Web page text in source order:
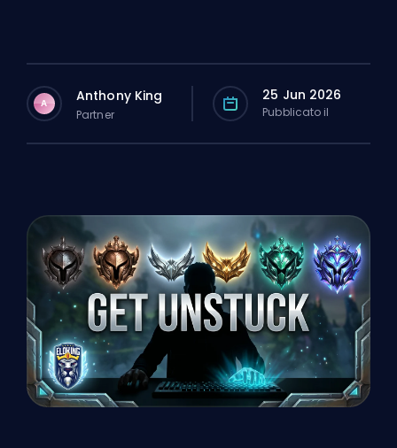
A Anthony King
Partner
25 Jun 2026
Pubblicato il